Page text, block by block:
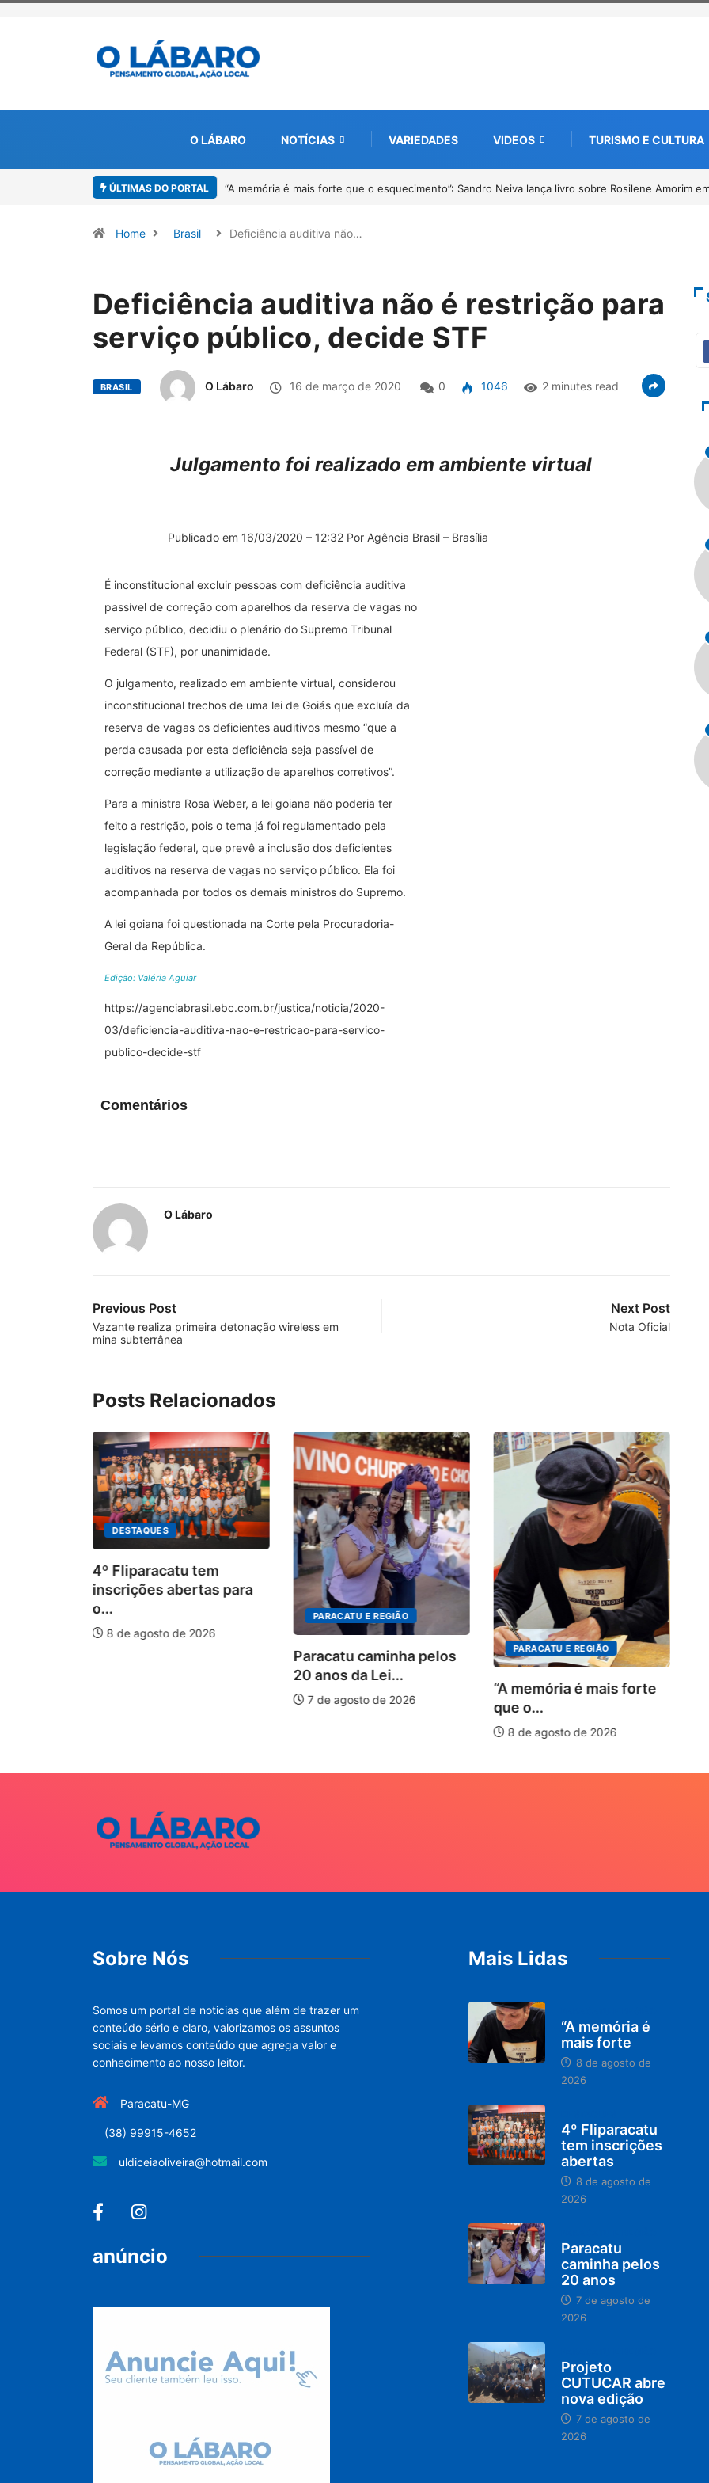
O LÁBARO NOTÍCIAS VARIEDADES VIDEOS TURISMO E CULTURA
ÚLTIMAS DO PORTAL
Sandro Neiva lança livro sobre Rosilene Amorim em Paracatu 4º Fliparacatu tem inscrições abertas para o Prêmio de Redação e
Home Brasil Deficiência auditiva não…
Deficiência auditiva não é restrição para
serviço público, decide STF
BRASIL O Lábaro 16 de março de 2020 0 1046 2 minutes read
Julgamento foi realizado em ambiente virtual
Publicado em 16/03/2020 – 12:32 Por Agência Brasil – Brasília
É inconstitucional excluir pessoas com deficiência auditiva
passível de correção com aparelhos da reserva de vagas no
serviço público, decidiu o plenário do Supremo Tribunal
Federal (STF), por unanimidade.
O julgamento, realizado em ambiente virtual, considerou
inconstitucional trechos de uma lei de Goiás que excluía da
reserva de vagas os deficientes auditivos mesmo “que a
perda causada por esta deficiência seja passível de
correção mediante a utilização de aparelhos corretivos”.
Para a ministra Rosa Weber, a lei goiana não poderia ter
feito a restrição, pois o tema já foi regulamentado pela
legislação federal, que prevê a inclusão dos deficientes
auditivos na reserva de vagas no serviço público. Ela foi
acompanhada por todos os demais ministros do Supremo.
A lei goiana foi questionada na Corte pela Procuradoria-
Geral da República.
Edição: Valéria Aguiar
https://agenciabrasil.ebc.com.br/justica/noticia/2020-
03/deficiencia-auditiva-nao-e-restricao-para-servico-
publico-decide-stf
Comentários
O Lábaro
Previous Post
Vazante realiza primeira detonação wireless em
mina subterrânea
Next Post
Nota Oficial
Posts Relacionados
DESTAQUES
4º Fliparacatu tem
inscrições abertas para
o...
8 de agosto de 2026
PARACATU E REGIÃO
Paracatu caminha pelos
20 anos da Lei...
7 de agosto de 2026
PARACATU E REGIÃO
“A memória é mais forte
que o...
8 de agosto de 2026
Sobre Nós
Somos um portal de noticias que além de trazer um
conteúdo sério e claro, valorizamos os assuntos
sociais e levamos conteúdo que agrega valor e
conhecimento ao nosso leitor.
Paracatu-MG
(38) 99915-4652
uldiceiaoliveira@hotmail.com
anúncio
Mais Lidas
“A memória é
mais forte
8 de agosto de
2026
4º Fliparacatu
tem inscrições
abertas
8 de agosto de
2026
Paracatu
caminha pelos
20 anos
7 de agosto de
2026
Projeto
CUTUCAR abre
nova edição
7 de agosto de
2026